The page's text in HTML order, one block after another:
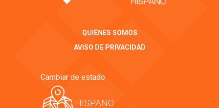
QUIÉNES SOMOS
AVISO DE PRIVACIDAD
Cambiar de estado
HISPANO